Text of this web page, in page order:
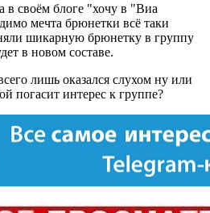
в своём блоге "хочу в "Виа
мечта брюнетки всё таки
шикарную брюнетку в группу
в новом составе.
лишь оказался слухом ну или
погасит интерес к группе?